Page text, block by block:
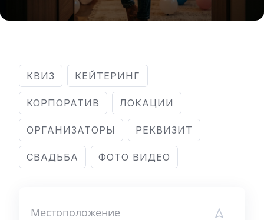
КВИЗ КЕЙТЕРИНГ
КОРПОРАТИВ ЛОКАЦИИ
ОРГАНИЗАТОРЫ РЕКВИЗИТ
СВАДЬБА ФОТО ВИДЕО